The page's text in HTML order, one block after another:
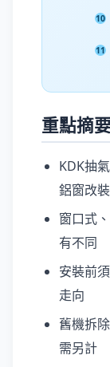
重點摘
KDK抽
鋁窗改
窗口式
有不同
安裝前
走向
舊機拆
需另計